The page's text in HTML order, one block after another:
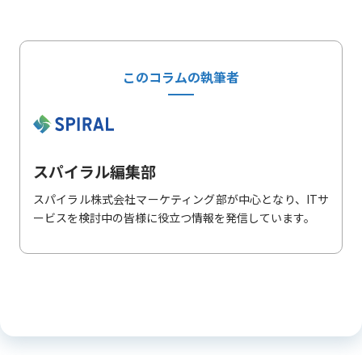
このコラムの執筆者
スパイラル編集部
スパイラル株式会社マーケティング部が中心となり、ITサ
ービスを検討中の皆様に役立つ情報を発信しています。